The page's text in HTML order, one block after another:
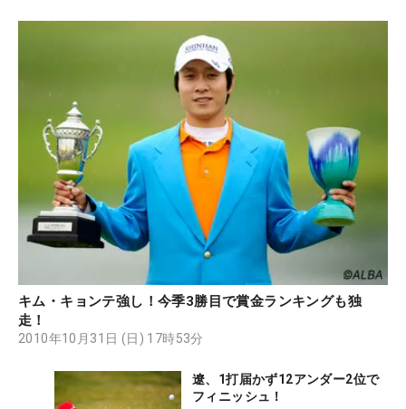
キム・キョンテ強し！今季3勝目で賞金ランキングも独
走！
2010年10月31日 (日) 17時53分
遼、1打届かず12アンダー2位で
フィニッシュ！